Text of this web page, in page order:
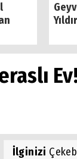
Ev!
İlginizi